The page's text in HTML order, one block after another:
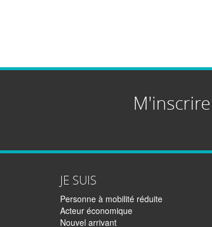
JE SUIS
Personne à mobilité réduite
Acteur économique
Nouvel arrivant